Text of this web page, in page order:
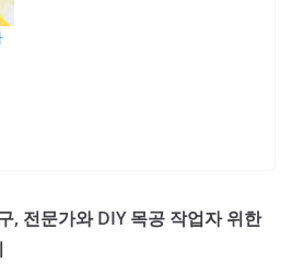
, 전문가와 DIY 목공 작업자 위한